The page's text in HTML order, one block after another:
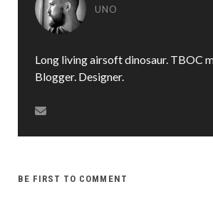
UNO
Long living airsoft dinosaur. TBOC
Blogger. Designer.
BE FIRST TO COMMENT